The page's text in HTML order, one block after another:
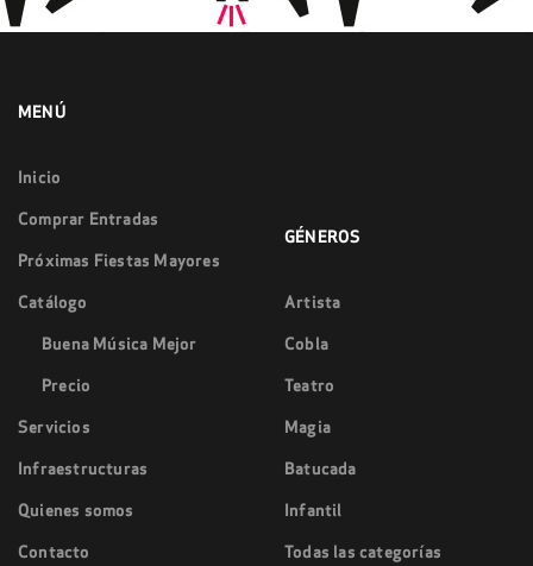
MENÚ
Inicio
Comprar Entradas
Próximas Fiestas Mayores
Catálogo
Buena Música Mejor
Precio
Servicios
Infraestructuras
Quienes somos
Contacto
GÉNEROS
Artista
Cobla
Teatro
Magia
Batucada
Infantil
Todas las categorías